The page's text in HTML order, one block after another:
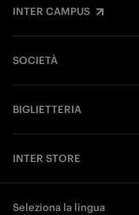
INTER CAMPUS
SOCIETÀ
BIGLIETTERIA
INTER STORE
Seleziona la lingua